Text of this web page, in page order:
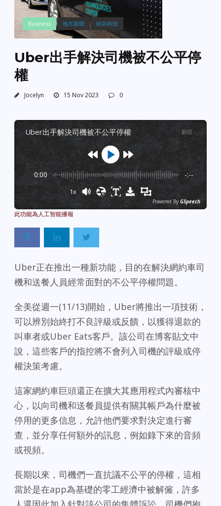
Business 地方新聞 硅谷科技
Uber出手解決司機被不公平停
權
Jocelyn 15 Nov 2023 0
uber出手解決司機被不公平停權 剧目 :-
0:00 -:--
1x
Powered By GSpeech
Uber正在推出一種新功能，目的在解決網約車司
機和送餐人員經常面對的不公平停權問題。
全美從週一(11/13)開始，Uber將推出一項技術，
可以辨別始終打不良評級或反饋，以獲得退款的
叫車者或Uber Eats客戶。該公司在博客貼文中
說，這些客戶的指控將不會列入司機的評級或停
權決策考慮。
這家網約車巨頭還正在擴大其應用程式內審核中
心，以向司機和送餐員提供有關其帳戶為什麼被
停用的更多信息，允許他們要求對決定進行審
查，並分享任何額外的訊息，例如錄下來的音頻
或視頻。
長期以來，司機們一直抗議不公平的停權，這相
當於是在app為基礎的零工經濟中被解僱，許多